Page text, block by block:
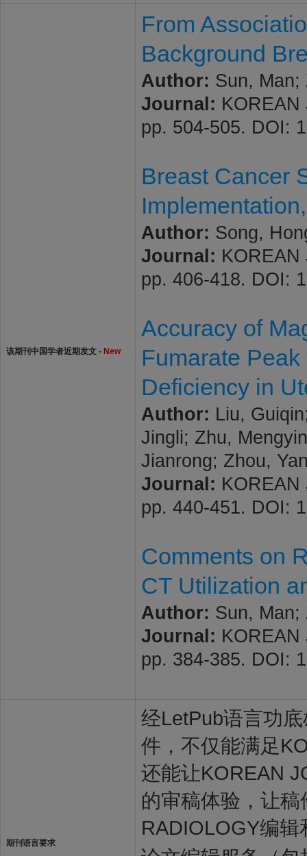
该期刊中国学者近期发文 - New
From
Background
Author: Sun, Man;
Journal: KOREAN
pp. 504-505. DOI:
Breast Cancer
Author: Song,
Journal: KOREAN
pp. 406-418. DOI:
Accuracy of
Fumarate
Deficiency in
Author: Liu,
Jingli; Zhu,
Jianrong; Zhou,
Journal: KOREAN
pp. 440-451. DOI:
Comments on
CT Utilization
Author: Sun, Man;
Journal: KOREAN
pp. 384-385. DOI:
期刊语言要求
经LetPub语言功
件，不仅能满足
还能让KOREAN
的审稿体验，让
RADIOLOGY编